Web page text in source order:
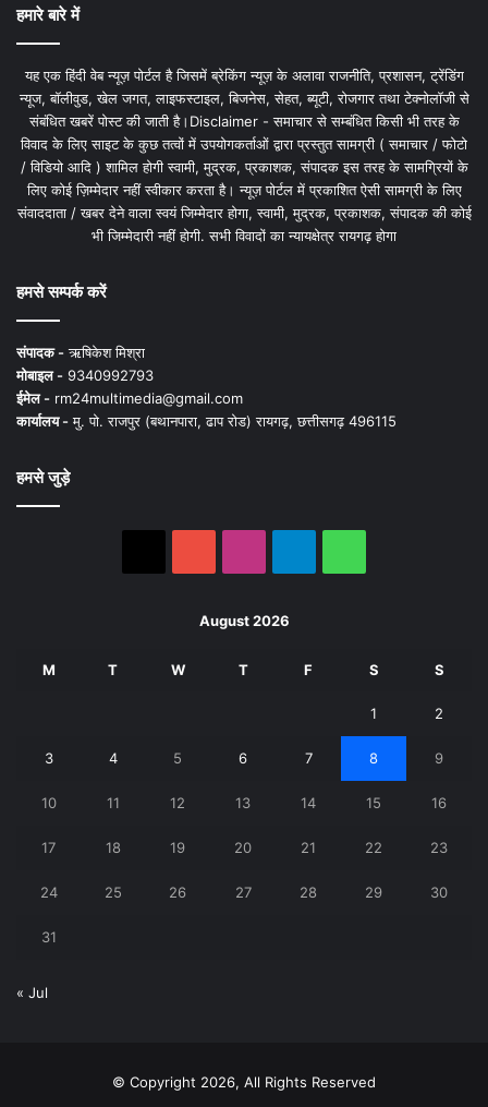
हमारे बारे में
यह एक हिंदी वेब न्यूज़ पोर्टल है जिसमें ब्रेकिंग न्यूज़ के अलावा राजनीति, प्रशासन, ट्रेंडिंग
न्यूज, बॉलीवुड, खेल जगत, लाइफस्टाइल, बिजनेस, सेहत, ब्यूटी, रोजगार तथा टेक्नोलॉजी से
संबंधित खबरें पोस्ट की जाती है।Disclaimer - समाचार से सम्बंधित किसी भी तरह के
विवाद के लिए साइट के कुछ तत्वों में उपयोगकर्ताओं द्वारा प्रस्तुत सामग्री ( समाचार / फोटो
/ विडियो आदि ) शामिल होगी स्वामी, मुद्रक, प्रकाशक, संपादक इस तरह के सामग्रियों के
लिए कोई ज़िम्मेदार नहीं स्वीकार करता है। न्यूज़ पोर्टल में प्रकाशित ऐसी सामग्री के लिए
संवाददाता / खबर देने वाला स्वयं जिम्मेदार होगा, स्वामी, मुद्रक, प्रकाशक, संपादक की कोई
भी जिम्मेदारी नहीं होगी. सभी विवादों का न्यायक्षेत्र रायगढ़ होगा
हमसे सम्पर्क करें
संपादक -ऋषिकेश मिश्रा
मोबाइल - 9340992793
ईमेल - rm24multimedia@gmail.com
कार्यालय -मु. पो. राजपुर (बथानपारा, ढाप रोड) रायगढ़, छत्तीसगढ़ 496115
हमसे जुड़े
August 2026
M T W T F S S
1 2
3 4 5 6 7 8 9
10 11 12 13 14 15 16
17 18 19 20 21 22 23
24 25 26 27 28 29 30
31
« Jul
© Copyright 2026, All Rights Reserved